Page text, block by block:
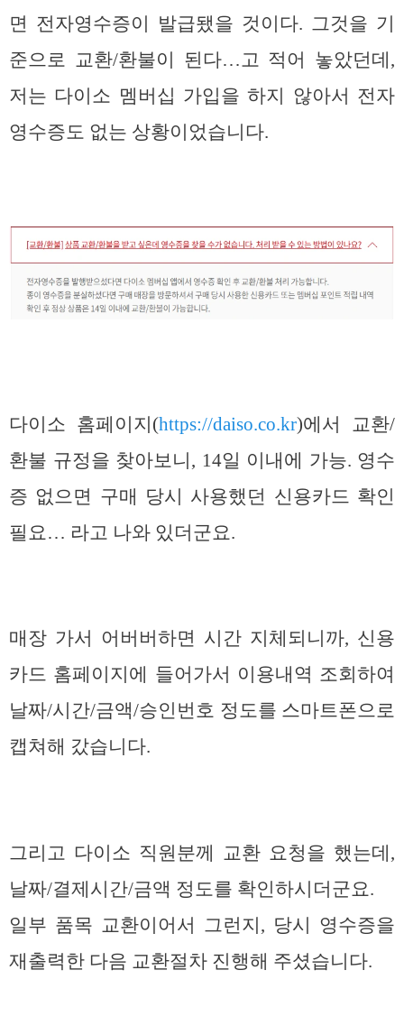
면 전자영수증이 발급됐을 것이다. 그것을 기
준으로 교환/환불이 된다…고 적어 놓았던데,
저는 다이소 멤버십 가입을 하지 않아서 전자
영수증도 없는 상황이었습니다.
다이소 홈페이지(https://daiso.co.kr)에서 교환/
환불 규정을 찾아보니, 14일 이내에 가능. 영수
증 없으면 구매 당시 사용했던 신용카드 확인
필요… 라고 나와 있더군요.
매장 가서 어버버하면 시간 지체되니까, 신용
카드 홈페이지에 들어가서 이용내역 조회하여
날짜/시간/금액/승인번호 정도를 스마트폰으로
캡쳐해 갔습니다.
그리고 다이소 직원분께 교환 요청을 했는데,
날짜/결제시간/금액 정도를 확인하시더군요.
일부 품목 교환이어서 그런지, 당시 영수증을
재출력한 다음 교환절차 진행해 주셨습니다.